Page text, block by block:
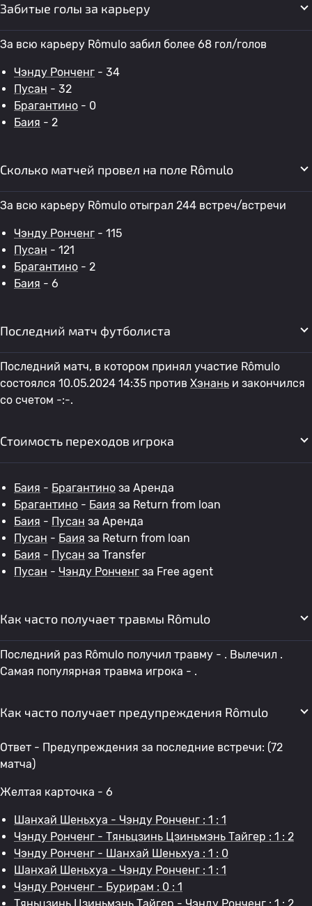
Забитые голы за карьеру
За всю карьеру Rômulo забил более 68 гол/голов
Чэнду Ронченг - 34
Пусан - 32
Брагантино - 0
Баия - 2
Сколько матчей провел на поле Rômulo
За всю карьеру Rômulo отыграл 244 встреч/встречи
Чэнду Ронченг - 115
Пусан - 121
Брагантино - 2
Баия - 6
Последний матч футболиста
Последний матч, в котором принял участие Rômulo
состоялся 10.05.2024 14:35 против Хэнань и закончился
со счетом -:-.
Стоимость переходов игрока
Баия - Брагантино за Аренда
Брагантино - Баия за Return from loan
Баия - Пусан за Аренда
Пусан - Баия за Return from loan
Баия - Пусан за Transfer
Пусан - Чэнду Ронченг за Free agent
Как часто получает травмы Rômulo
Последний раз Rômulo получил травму - . Вылечил .
Самая популярная травма игрока - .
Как часто получает предупреждения Rômulo
Ответ - Предупреждения за последние встречи: (72
матча)
Желтая карточка - 6
Шанхай Шеньхуа - Чэнду Ронченг : 1 : 1
Чэнду Ронченг - Тяньцзинь Цзиньмэнь Тайгер : 1 : 2
Чэнду Ронченг - Шанхай Шеньхуа : 1 : 0
Шанхай Шеньхуа - Чэнду Ронченг : 1 : 1
Чэнду Ронченг - Бурирам : 0 : 1